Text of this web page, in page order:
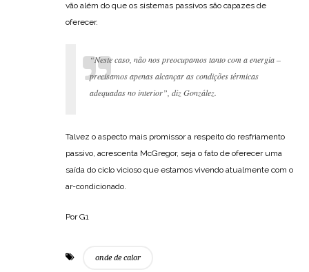
vão além do que os sistemas passivos são capazes de
oferecer.
“Neste caso, não nos preocupamos tanto com a energia –
precisamos apenas alcançar as condições térmicas
adequadas no interior”, diz González.
Talvez o aspecto mais promissor a respeito do resfriamento
passivo, acrescenta McGregor, seja o fato de oferecer uma
saída do ciclo vicioso que estamos vivendo atualmente com o
ar-condicionado.
Por G1
onde de calor